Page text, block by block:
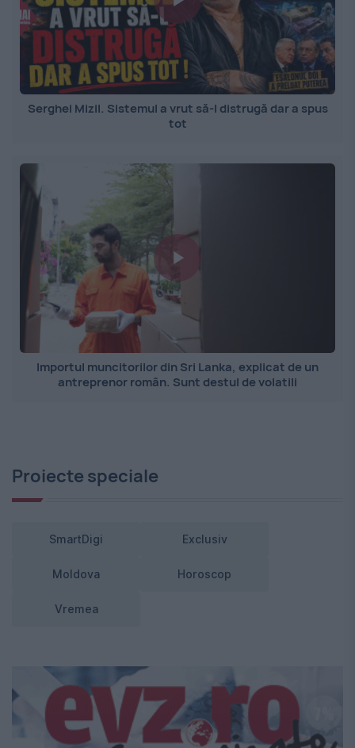
Serghei Mizil. Sistemul a vrut să-l distrugă dar a spus
tot
Importul muncitorilor din Sri Lanka, explicat de un
antreprenor român. Sunt destul de volatili
Proiecte speciale
SmartDigi Exclusiv
Moldova Horoscop
Vremea